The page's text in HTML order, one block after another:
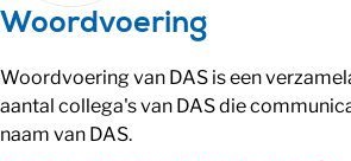
Woordvoering
Woordvoering van DAS is een
aantal collega's van DAS die
naam van DAS.